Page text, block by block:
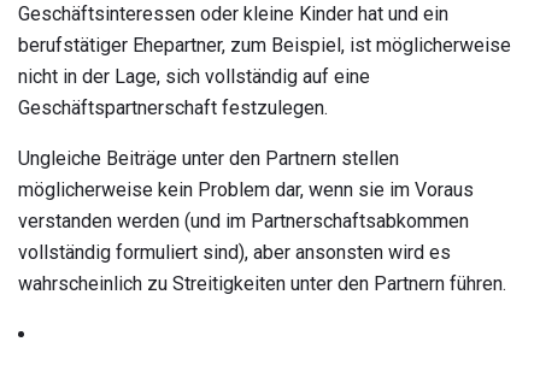
Geschäftsinteressen oder kleine Kinder hat und ein
berufstätiger Ehepartner, zum Beispiel, ist möglicherweise
nicht in der Lage, sich vollständig auf eine
Geschäftspartnerschaft festzulegen.
Ungleiche Beiträge unter den Partnern stellen
möglicherweise kein Problem dar, wenn sie im Voraus
verstanden werden (und im Partnerschaftsabkommen
vollständig formuliert sind), aber ansonsten wird es
wahrscheinlich zu Streitigkeiten unter den Partnern führen.